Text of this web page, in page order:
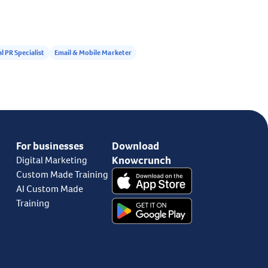
PR Specialist
Email & Mobile Marketer
For businesses
Digital Marketing
Custom Made Training
AI Custom Made
Training
Download
Knowcrunch